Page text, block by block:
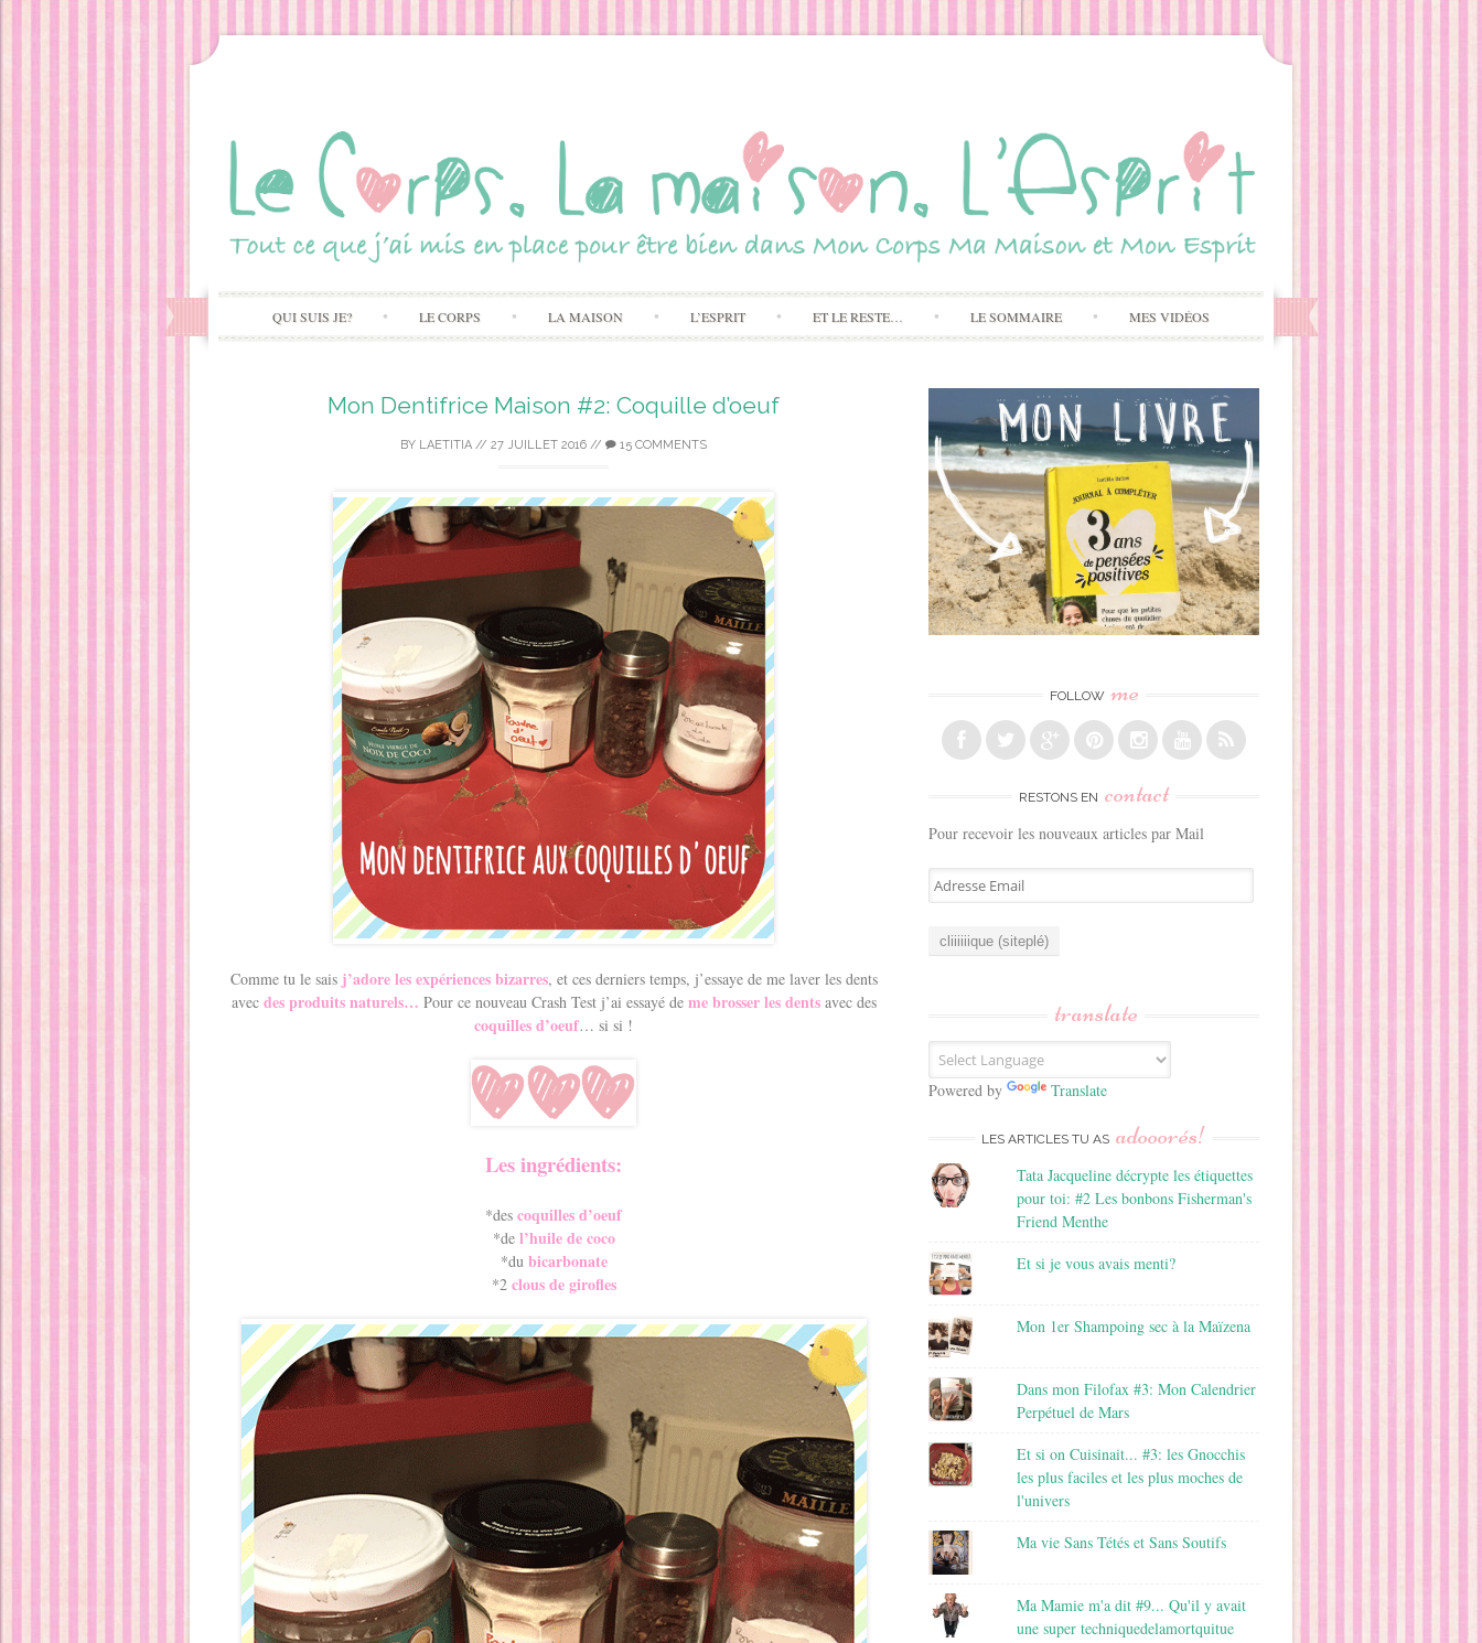
QUI SUIS JE? LE CORPS LA MAISON L’ESPRIT ET LE RESTE… LE SOMMAIRE MES VIDÉOS
Mon Dentifrice Maison #2: Coquille d’oeuf
BY LAETITIA // 27 JUILLET 2016 // 15 COMMENTS
Comme tu le saisj’adore les expériences bizarres, et ces derniers temps, j’essaye de me laver les dents
avec des produits naturels… Pour ce nouveau Crash Test j’ai essayé de me brosser les dentsavec des
coquilles d’oeuf… si si !
Les ingrédients:
*des coquilles d’oeuf
*de l’huile de coco
*du bicarbonate
*2 clous de girofles
FOLLOW me
RESTONS EN contact
Pour recevoir les nouveaux articles par Mail
A
d
E
m
a
translate
Powered by Translate
LES ARTICLES TU AS adooorés!
Tata Jacqueline décrypte les étiquettes
pour toi: #2 Les bonbons Fisherman's
Friend Menthe
Et si je vous avais menti?
Mon 1er Shampoing sec à la Maïzena
Dans mon Filofax #3: Mon Calendrier
Perpétuel de Mars
Et si on Cuisinait... #3: les Gnocchis
les plus faciles et les plus moches de
l'univers
Ma vie Sans Tétés et Sans Soutifs
Ma Mamie m'a dit #9... Qu'il y avait
une super techniquedelamortquitue